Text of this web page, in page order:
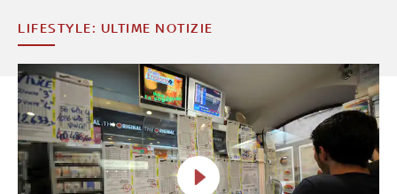
LIFESTYLE: ULTIME NOTIZIE